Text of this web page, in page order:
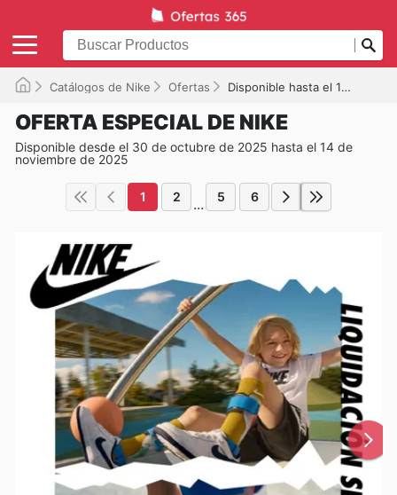
Catálogos de Nike Ofertas Disponible hasta el 14/11/2025
OFERTA ESPECIAL DE NIKE
Disponible desde el 30 de octubre de 2025 hasta el 14 de
noviembre de 2025
1 2 ... 5 6